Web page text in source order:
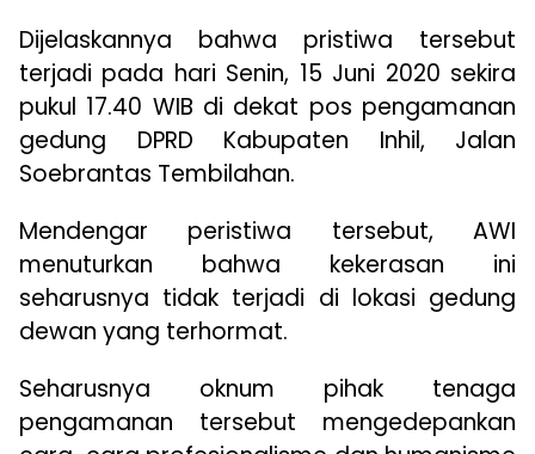
Dijelaskannya bahwa pristiwa tersebut
terjadi pada hari Senin, 15 Juni 2020 sekira
pukul 17.40 WIB di dekat pos pengamanan
gedung DPRD Kabupaten Inhil, Jalan
Soebrantas Tembilahan.
Mendengar peristiwa tersebut, AWI
menuturkan bahwa kekerasan ini
seharusnya tidak terjadi di lokasi gedung
dewan yang terhormat.
Seharusnya oknum pihak tenaga
pengamanan tersebut mengedepankan